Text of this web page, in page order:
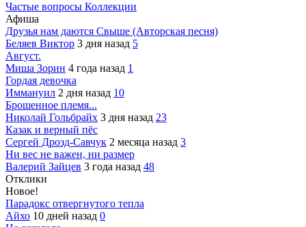
Частые вопросы Коллекции
Афиша
Друзья нам даются Свыше (Авторская песня)
Беляев Виктор 3 дня назад 5
Август.
Миша Зорин 4 года назад 1
Гордая девочка
Иммануил 2 дня назад 10
Брошенное племя...
Николай Гольбрайх 3 дня назад 23
Казак и верный пёс
Сергей Дрозд-Савчук 2 месяца назад 3
Ни вес не важен, ни размер
Валерий Зайцев 3 года назад 48
Отклики
Новое!
Парадокс отвергнутого тепла
Айхо 10 дней назад 0